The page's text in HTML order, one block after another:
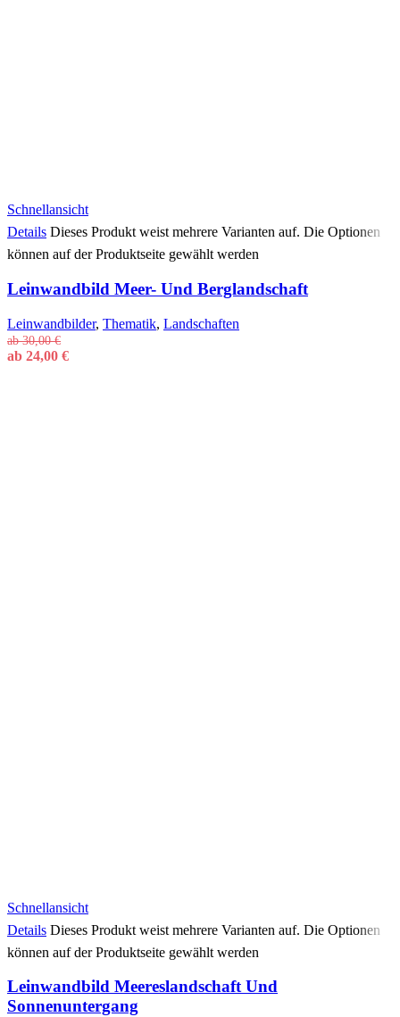
Schnellansicht
Details Dieses Produkt weist mehrere Varianten auf. Die Optionen
können auf der Produktseite gewählt werden
Leinwandbild Meer- Und Berglandschaft
Leinwandbilder, Thematik, Landschaften
ab30,00€
ab 24,00 €
Schnellansicht
Details Dieses Produkt weist mehrere Varianten auf. Die Optionen
können auf der Produktseite gewählt werden
Leinwandbild Meereslandschaft Und
Sonnenuntergang